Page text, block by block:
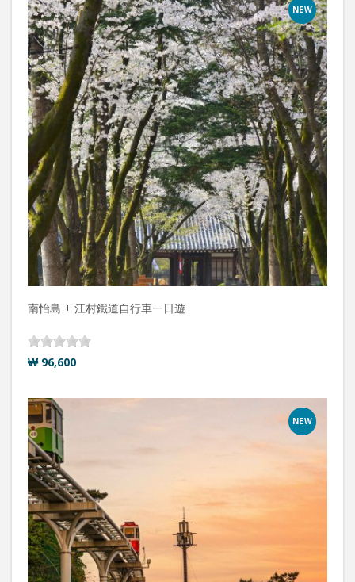
NEW
南怡島 + 江村鐵道自行車一日遊
₩ 96,600
NEW